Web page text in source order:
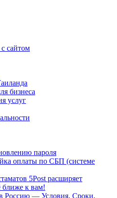
сайтом
бизнеса
услуг
пароля
оплаты по СБП (системе
5Post расширяет
ближе к вам!
Россию — Условия, Сроки,